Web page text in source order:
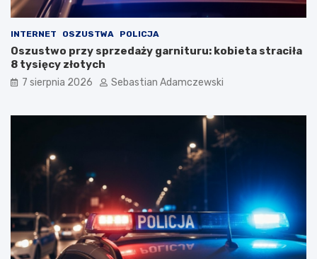
INTERNET OSZUSTWA POLICJA
Oszustwo przy sprzedaży garnituru: kobieta straciła
8 tysięcy złotych
7 sierpnia 2026 Sebastian Adamczewski